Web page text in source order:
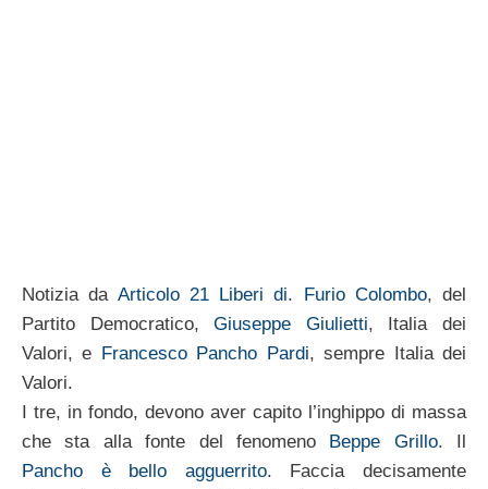
Notizia da Articolo 21 Liberi di. Furio Colombo, del
Partito Democratico,Giuseppe Giulietti, Italia dei
Valori, e
Francesco Pancho Pardi, sempre Italia dei
Valori.
I tre, in fondo, devono aver capito l’inghippo di massa
che sta alla fonte del fenomeno
Beppe Grillo. Il
Pancho è bello agguerrito. Faccia decisamente